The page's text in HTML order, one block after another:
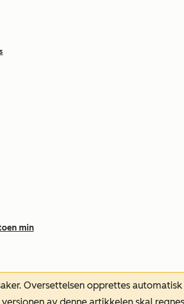
min
Oversettelsen opprettes